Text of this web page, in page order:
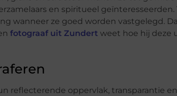
en spiritueel geïnteresseerden.
wanneer ze goed worden vastgelegd.
fotograaf uit Zundert weet hoe hij deze
reflecterende oppervlak, transparantie